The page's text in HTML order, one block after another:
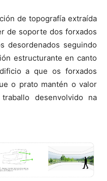
de topografía extraída
de soporte dos forxados
desordenados seguindo
estructurante en canto
a que os forxados
o prato mantén o valor
desenvolvido na